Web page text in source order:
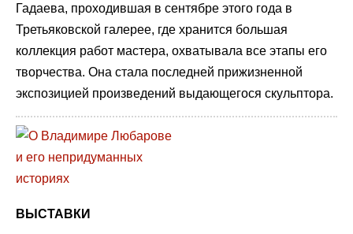
Гадаева, проходившая в сентябре этого года в
Третьяковской галерее, где хранится большая
коллекция работ мастера, охватывала все этапы его
творчества. Она стала последней прижизненной
экспозицией произведений выдающегося скульптора.
ВЫСТАВКИ